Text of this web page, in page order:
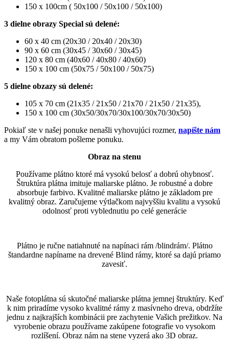
150 x 100cm ( 50x100 / 50x100 / 50x100)
3 dielne obrazy Special sú delené:
60 x 40 cm (20x30 / 20x40 / 20x30)
90 x 60 cm (30x45 / 30x60 / 30x45)
120 x 80 cm (40x60 / 40x80 / 40x60)
150 x 100 cm (50x75 / 50x100 / 50x75)
5 dielne obzazy sú delené:
105 x 70 cm (21x35 / 21x50 / 21x70 / 21x50 / 21x35),
150 x 100 cm (30x50/30x70/30x100/30x70/30x50)
Pokiaľ ste v našej ponuke nenašli vyhovujúci rozmer, napíšte nám
a my Vám obratom pošleme ponuku.
Obraz na stenu
Používame plátno ktoré má vysokú belosť a dobrú ohybnosť.
Štruktúra plátna imituje maliarske plátno. Je robustné a dobre
absorbuje farbivo. Kvalitné maliarske plátno je základom pre
kvalitný obraz. Zaručujeme výtlačkom najvyššiu kvalitu a vysokú
odolnosť proti vyblednutiu po celé generácie
Plátno je ručne natiahnuté na napínaci rám /blindrám/. Plátno
štandardne napíname na drevené Blind rámy, ktoré sa dajú priamo
zavesiť.
Naše fotoplátna sú skutočné maliarske plátna jemnej štruktúry. Keď
k nim priradíme vysoko kvalitné rámy z masívneho dreva, obdržíte
jednu z najkrajších kombinácii pre zachytenie Vašich prežitkov. Na
vyrobenie obrazu používame zakúpene fotografie vo vysokom
rozlíšení. Obraz nám na stene vyzerá ako 3D obraz.